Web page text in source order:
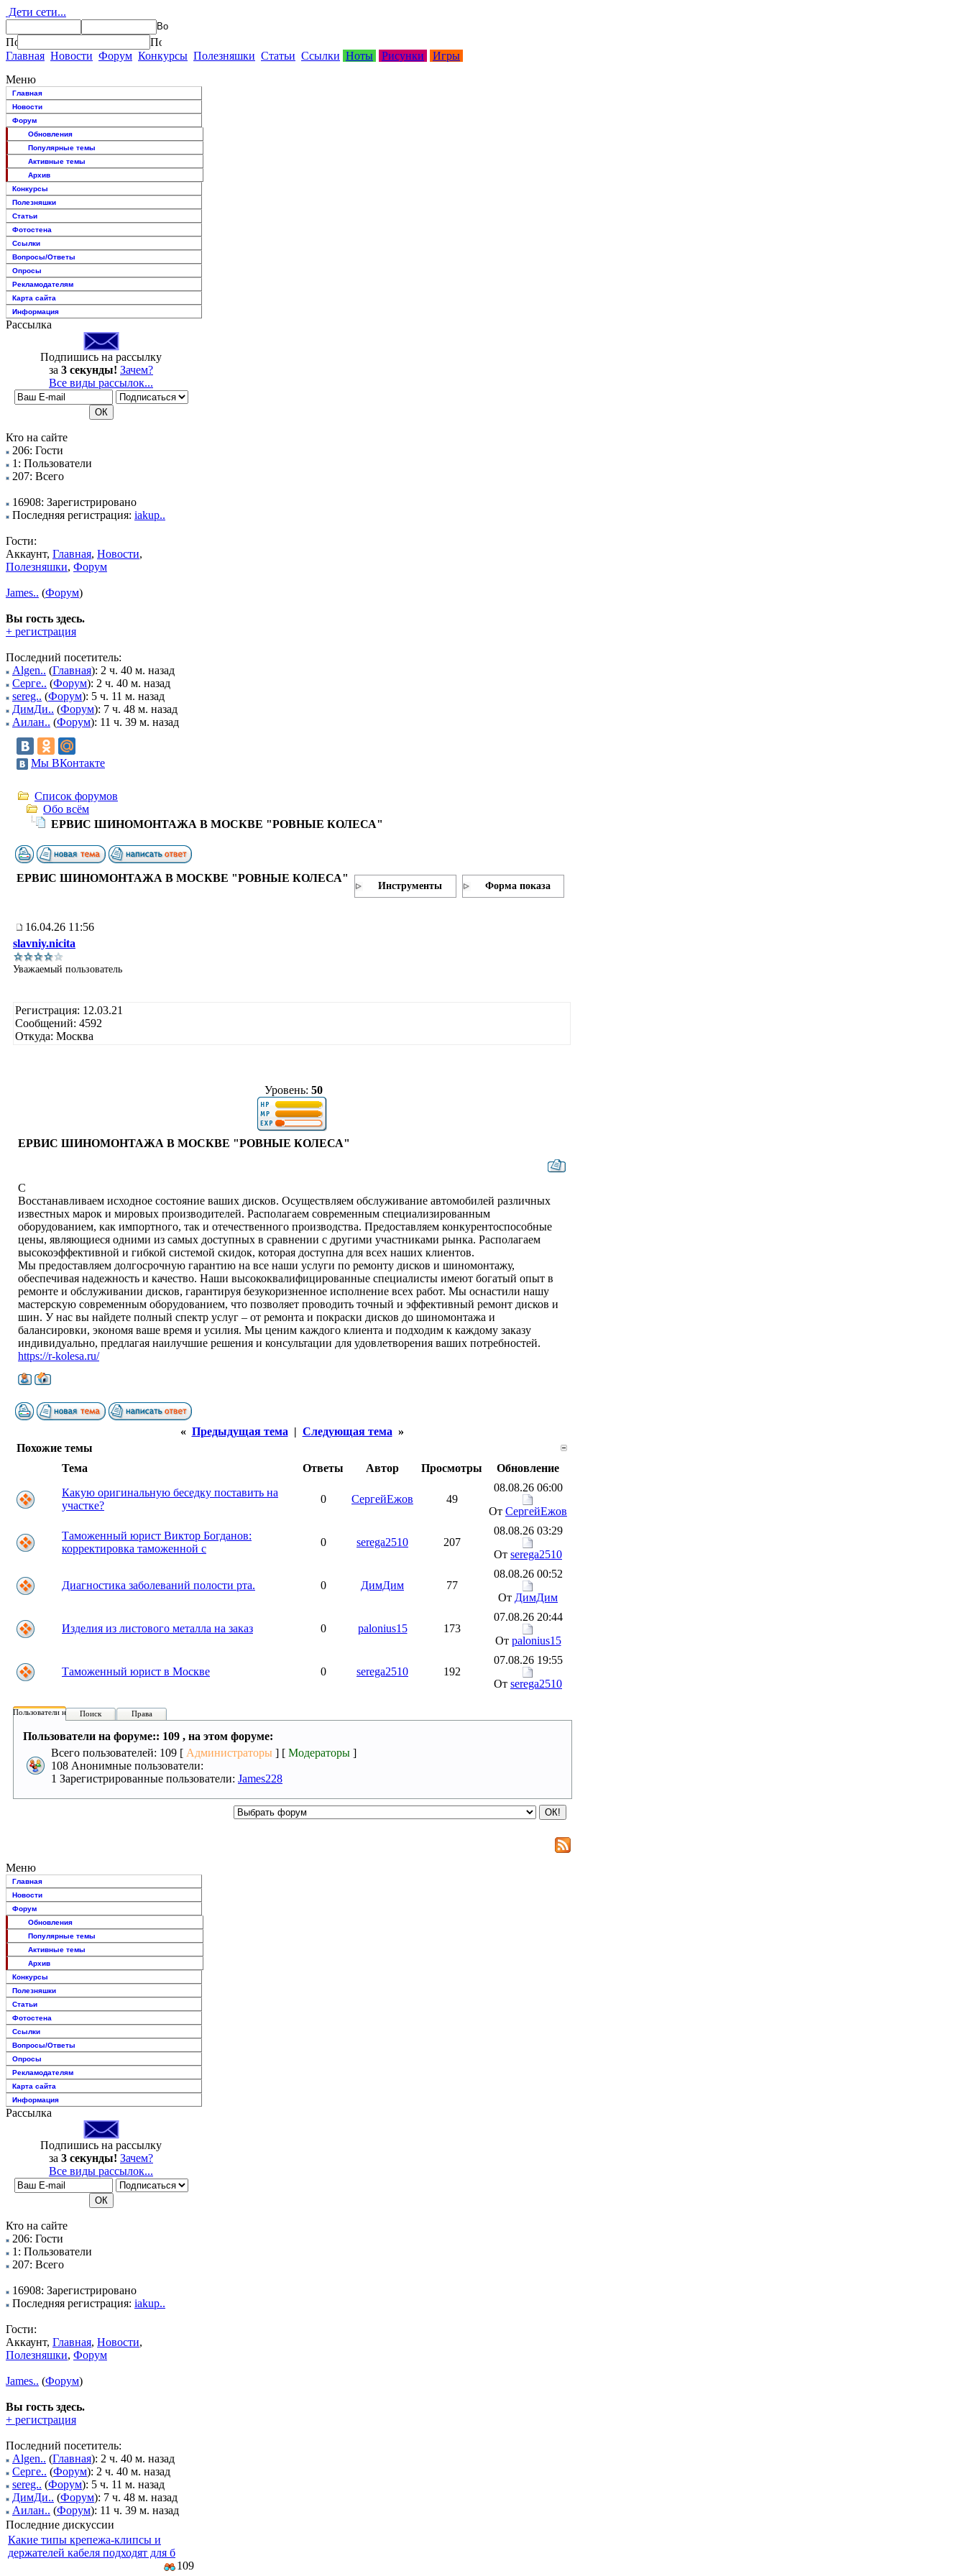
Дети сети...
Главная Новости Форум Конкурсы Полезняшки Статьи Ссылки Ноты Рисунки
Игры
Меню
Главная
Новости
Форум
Обновления
Популярные темы
Активные темы
Архив
Конкурсы
Полезняшки
Статьи
Фотостена
Ссылки
Вопросы/Ответы
Опросы
Рекламодателям
Карта сайта
Информация
Рассылка
Подпишись на рассылку
за 3 секунды! Зачем?
Все виды рассылок...
Кто на сайте
206: Гости
1: Пользователи
207: Всего
16908: Зарегистрировано
Последняя регистрация: iakup..
Гости:
Аккаунт, Главная, Новости,
Полезняшки, Форум
James.. (Форум)
Вы гость здесь.
+ регистрация
Последний посетитель:
Algen.. (Главная): 2 ч. 40 м. назад
Серге.. (Форум): 2 ч. 40 м. назад
sereg.. (Форум): 5 ч. 11 м. назад
ДимДи.. (Форум): 7 ч. 48 м. назад
Аилан.. (Форум): 11 ч. 39 м. назад
Мы ВКонтакте
Список форумов
Обо всём
ЕРВИС ШИНОМОНТАЖА В МОСКВЕ "РОВНЫЕ КОЛЕСА"
ЕРВИС ШИНОМОНТАЖА В МОСКВЕ "РОВНЫЕ КОЛЕСА"
Инструменты Форма показа
16.04.26 11:56
slavniy.nicita
Уважаемый пользователь
Регистрация: 12.03.21
Сообщений: 4592
Откуда: Москва
Уровень: 50
ЕРВИС ШИНОМОНТАЖА В МОСКВЕ "РОВНЫЕ КОЛЕСА"
С
Восстанавливаем исходное состояние ваших дисков. Осуществляем обслуживание автомобилей различных
известных марок и мировых производителей. Располагаем современным специализированным
оборудованием, как импортного, так и отечественного производства. Предоставляем конкурентоспособные
цены, являющиеся одними из самых доступных в сравнении с другими участниками рынка. Располагаем
высокоэффективной и гибкой системой скидок, которая доступна для всех наших клиентов.
Мы предоставляем долгосрочную гарантию на все наши услуги по ремонту дисков и шиномонтажу,
обеспечивая надежность и качество. Наши высококвалифицированные специалисты имеют богатый опыт в
ремонте и обслуживании дисков, гарантируя безукоризненное исполнение всех работ. Мы оснастили нашу
мастерскую современным оборудованием, что позволяет проводить точный и эффективный ремонт дисков и
шин. У нас вы найдете полный спектр услуг – от ремонта и покраски дисков до шиномонтажа и
балансировки, экономя ваше время и усилия. Мы ценим каждого клиента и подходим к каждому заказу
индивидуально, предлагая наилучшие решения и консультации для удовлетворения ваших потребностей.
https://r-kolesa.ru/
« Предыдущая тема | Следующая тема »
Похожие темы
Тема
Ответы Автор Просмотры
Обновление
Какую оригинальную беседку поставить на
участке?
0 СергейЕжов 49
08.08.26 06:00
От СергейЕжов
Таможенный юрист Виктор Богданов:
корректировка таможенной с
0 serega2510 207
08.08.26 03:29
От serega2510
Диагностика заболеваний полости рта. 0 ДимДим 77
08.08.26 00:52
От ДимДим
Изделия из листового металла на заказ 0 palonius15 173
07.08.26 20:44
От palonius15
Таможенный юрист в Москве 0 serega2510 192
07.08.26 19:55
От serega2510
Пользователи на форуме:
Поиск Права
Пользователи на форуме:: 109 , на этом форуме:
Всего пользователей: 109 [ Администраторы ] [ Модераторы ]
108 Анонимные пользователи:
1 Зарегистрированные пользователи: James228
Меню
Главная
Новости
Форум
Обновления
Популярные темы
Активные темы
Архив
Конкурсы
Полезняшки
Статьи
Фотостена
Ссылки
Вопросы/Ответы
Опросы
Рекламодателям
Карта сайта
Информация
Рассылка
Подпишись на рассылку
за 3 секунды! Зачем?
Все виды рассылок...
Кто на сайте
206: Гости
1: Пользователи
207: Всего
16908: Зарегистрировано
Последняя регистрация: iakup..
Гости:
Аккаунт, Главная, Новости,
Полезняшки, Форум
James.. (Форум)
Вы гость здесь.
+ регистрация
Последний посетитель:
Algen.. (Главная): 2 ч. 40 м. назад
Серге.. (Форум): 2 ч. 40 м. назад
sereg.. (Форум): 5 ч. 11 м. назад
ДимДи.. (Форум): 7 ч. 48 м. назад
Аилан.. (Форум): 11 ч. 39 м. назад
Последние дискуссии
Какие типы крепежа-клипсы и
держателей кабеля подходят для б
109